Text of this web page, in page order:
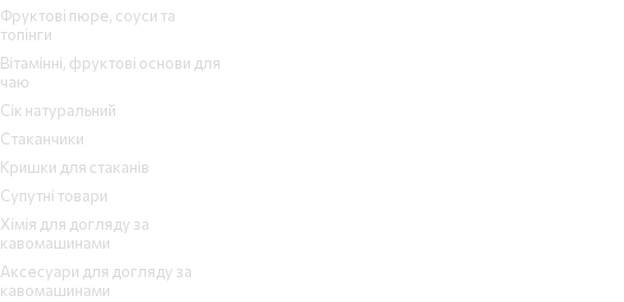
Фруктові пюре, соуси та
топінги
Вітамінні, фруктові основи для
чаю
Сік натуральний
Стаканчики
Кришки для стаканів
Супутні товари
Хімія для догляду за
кавомашинами
Аксесуари для догляду за
кавомашинами